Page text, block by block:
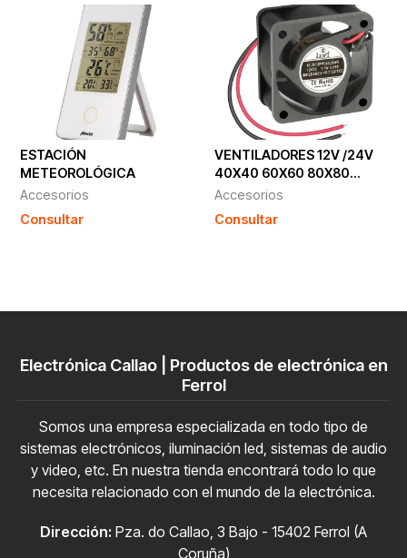
ESTACIÓN
METEOROLÓGICA
Accesorios
Consultar
VENTILADORES 12V /24V
40X40 60X60 80X80
...220V...
Accesorios
Consultar
Electrónica Callao | Productos de electrónica en
Ferrol
Somos una empresa especializada en todo tipo de
sistemas electrónicos, iluminación led, sistemas de audio
y video, etc. En nuestra tienda encontrará todo lo que
necesita relacionado con el mundo de la electrónica.
Dirección: Pza. do Callao, 3 Bajo - 15402 Ferrol (A
Coruña)